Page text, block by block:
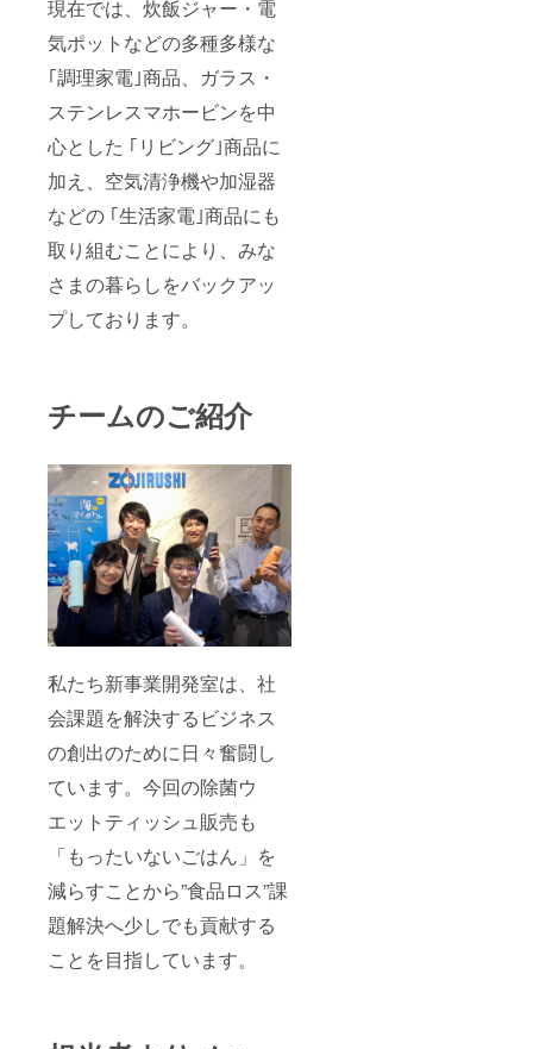
現在では、炊飯ジャー・電
気ポットなどの多種多様な
｢調理家電｣商品、ガラス・
ステンレスマホービンを中
心とした ｢リビング｣商品に
加え、空気清浄機や加湿器
などの ｢生活家電｣商品にも
取り組むことにより、みな
さまの暮らしをバックアッ
プしております。
チームのご紹介
私たち新事業開発室は、社
会課題を解決するビジネス
の創出のために日々奮闘し
ています。今回の除菌ウ
エットティッシュ販売も
「もったいないごはん」を
減らすことから”食品ロス”課
題解決へ少しでも貢献する
ことを目指しています。